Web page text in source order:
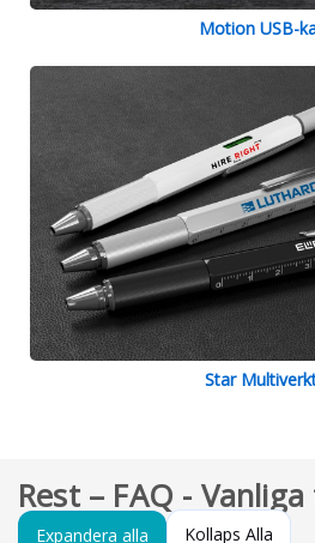
Motion USB-
Star
Rest – FAQ -
Expandera alla Kollaps Alla